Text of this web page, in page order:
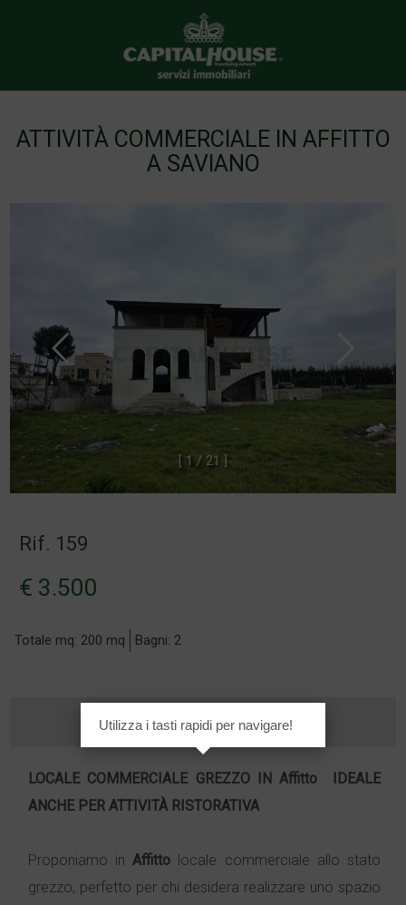
ATTIVITÀ COMMERCIALE IN AFFITTO
A SAVIANO
[ 1 / 21 ]
Rif. 159
€ 3.500
Totale mq: 200 mq Bagni: 2
LOCALE COMMERCIALE GREZZO INAffitto  IDEALE
ANCHE PER ATTIVITÀ RISTORATIVA
Proponiamo inAffitto locale commerciale allo stato
grezzo, perfetto per chi desidera realizzare uno spazio
Utilizza i tasti rapidi per navigare!